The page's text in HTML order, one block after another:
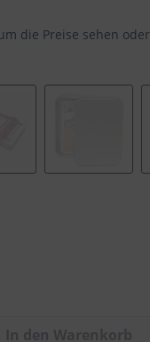
die Preise sehen